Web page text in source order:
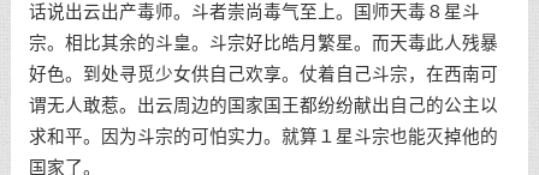
话说出云出产毒师。斗者崇尚毒气至上。国师天毒８星斗
宗。相比其余的斗皇。斗宗好比皓月繁星。而天毒此人残暴
好色。到处寻觅少女供自己欢享。仗着自己斗宗，在西南可
谓无人敢惹。出云周边的国家国王都纷纷献出自己的公主以
求和平。因为斗宗的可怕实力。就算１星斗宗也能灭掉他的
国家了。